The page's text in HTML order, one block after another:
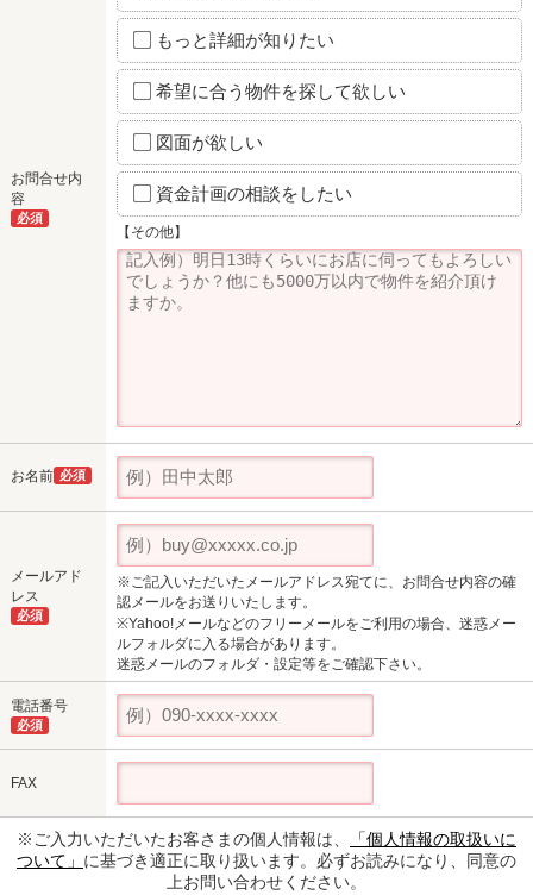
お問合せ内
容
必須
もっと詳細が知りたい
希望に合う物件を探して欲しい
図面が欲しい
資金計画の相談をしたい
【その他】
お名前 必須
メールアド
レス
必須
※ご記入いただいたメールアドレス宛てに、お問合せ内容の確
認メールをお送りいたします。
※Yahoo!メールなどのフリーメールをご利用の場合、迷惑メー
ルフォルダに入る場合があります。
迷惑メールのフォルダ・設定等をご確認下さい。
電話番号
必須
FAX
※ご入力いただいたお客さまの個人情報は、
「個人情報の取扱いに
ついて」 に基づき適正に取り扱います。必ずお読みになり、同意の
上お問い合わせください。